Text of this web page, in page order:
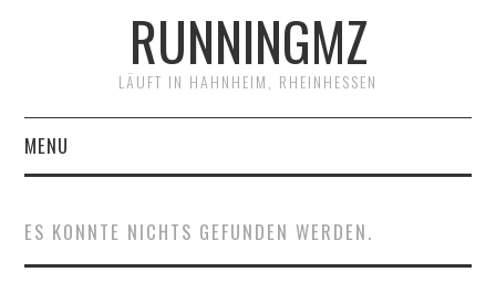
RUNNINGMZ
LÄUFT IN HAHNHEIM, RHEINHESSEN
MENU
STABILITÄT
ES KONNTE NICHTS GEFUNDEN WERDEN.